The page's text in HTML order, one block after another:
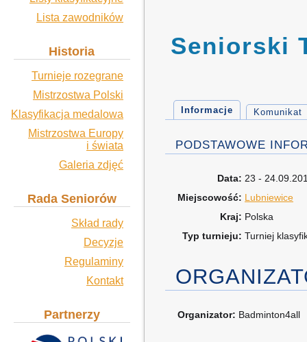
Lista zawodników
Historia
Turnieje rozegrane
Mistrzostwa Polski
Klasyfikacja medalowa
Mistrzostwa Europy
i świata
Galeria zdjęć
Rada Seniorów
Skład rady
Decyzje
Regulaminy
Kontakt
Partnerzy
Seniorski
Informacje Komunikat
PODSTAWOWE
Data: 23 -
Miejscowość: Lubniewice
Kraj: Polska
Typ turnieju: Turniej
Organizator: Badminton4all